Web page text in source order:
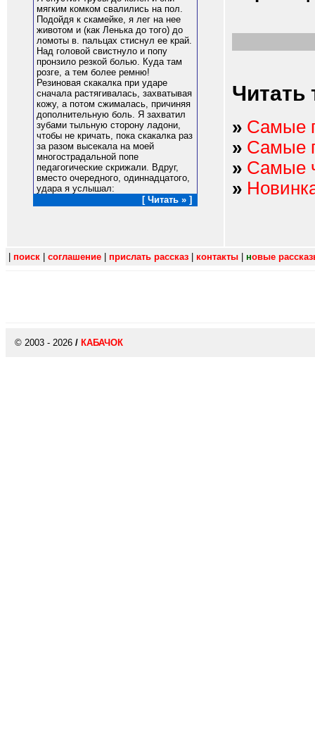
мягким комком свалились на пол.
Подойдя к скамейке, я лег на нее
животом и (как Ленька до того) до
ломоты в. пальцах стиснул ее край.
Над головой свистнуло и попу
пронзило резкой болью. Куда там
розге, а тем более ремню!
Резиновая скакалка при ударе
сначала растягивалась, захватывая
кожу, а потом сжималась, причиняя
дополнительную боль. Я захватил
зубами тыльную сторону ладони,
чтобы не кричать, пока скакалка раз
за разом высекала на моей
многострадальной попе
педагогические скрижали. Вдруг,
вместо очередного, одиннадцатого,
удара я услышал:
[ Читать » ]
Читать
» Самые
» Самые
» Самые
»
поиск соглашение прислать рассказ контакты новые
© 2003 - 2026 / КАБАЧОК